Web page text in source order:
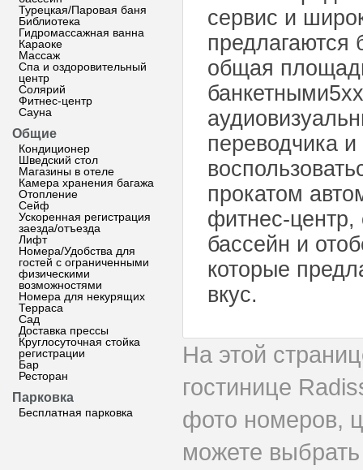
Турецкая/Паровая баня
Библиотека
Гидромассажная ванна
Караоке
Массаж
Спа и оздоровительный
центр
Солярий
Фитнес-центр
Сауна
Общие
Кондиционер
Шведский стол
Магазины в отеле
Камера хранения багажа
Отопление
Сейф
Ускоренная регистрация
заезда/отъезда
Лифт
Номера/Удобства для
гостей с ограниченными
физическими
возможностями
Номера для некурящих
Терраса
Сад
Доставка прессы
Круглосуточная стойка
регистрации
Бар
Ресторан
Парковка
Бесплатная парковка
сервис и
предлагаются
общая
переводчика
прокатом
фитнес-
бассейн и
которые
вкус.
На этой
гостинице
фото номеров,
можете